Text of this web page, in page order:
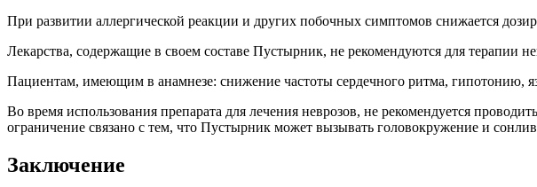
При развитии аллергической реакции и других побочных симптомов снижается
Лекарства, содержащие в своем составе Пустырник, не рекомендуются для
Пациентам, имеющим в анамнезе: снижение частоты сердечного ритма, гипотонию,
Во время использования препарата для лечения неврозов, не рекомендуется
ограничение связано с тем, что Пустырник может вызывать головокружение и
Заключение